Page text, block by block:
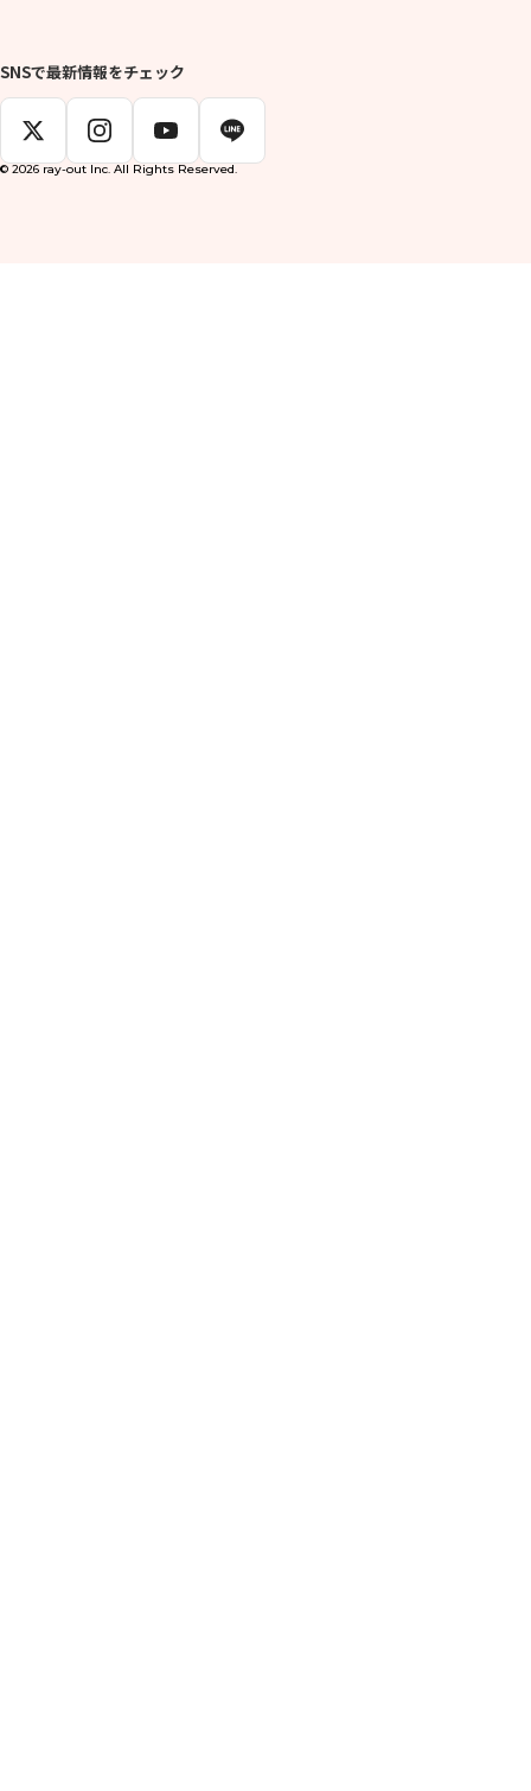
SNSで最新情報をチェック
© 2026 ray-out Inc. All Rights Reserved.